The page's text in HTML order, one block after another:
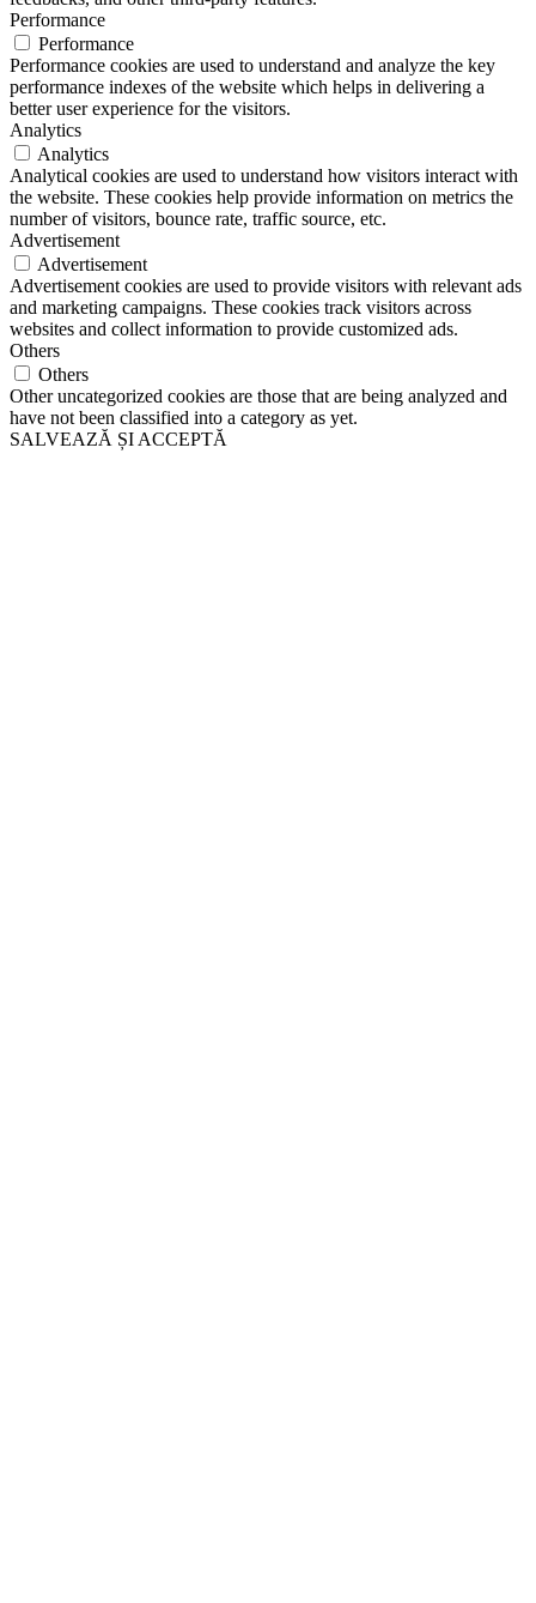
Performance
Performance
Performance cookies are used to understand and analyze the key
performance indexes of the website which helps in delivering a
better user experience for the visitors.
Analytics
Analytics
Analytical cookies are used to understand how visitors interact with
the website. These cookies help provide information on metrics the
number of visitors, bounce rate, traffic source, etc.
Advertisement
Advertisement
Advertisement cookies are used to provide visitors with relevant ads
and marketing campaigns. These cookies track visitors across
websites and collect information to provide customized ads.
Others
Others
Other uncategorized cookies are those that are being analyzed and
have not been classified into a category as yet.
SALVEAZĂ ȘI ACCEPTĂ